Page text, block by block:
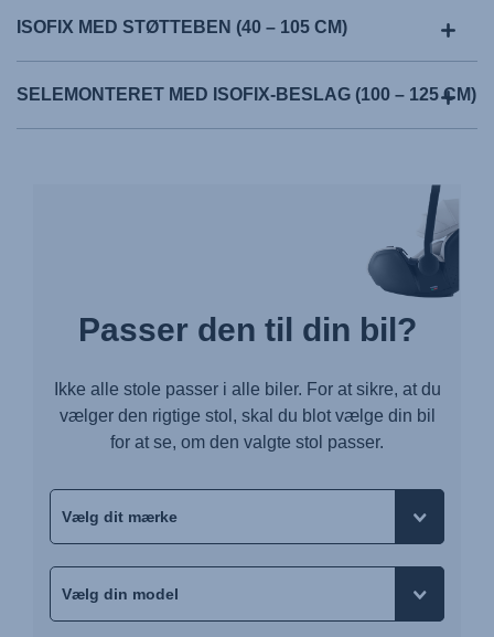
ISOFIX MED STØTTEBEN (40 – 105 CM)
SELEMONTERET MED ISOFIX-BESLAG (100 – 125 CM)
Passer den til din bil?
Ikke alle stole passer i alle biler. For at sikre, at du
vælger den rigtige stol, skal du blot vælge din bil
for at se, om den valgte stol passer.